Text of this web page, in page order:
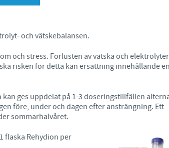
Tunisia
och vätskebalansen.
och stress. Förlusten av vätska och
risken för detta kan ersättning innehållande en
ges uppdelat på 1-3 doseringstillfällen
före, under och dagen efter ansträngning. Ett
sommarhalvåret.
flaska Rehydion per